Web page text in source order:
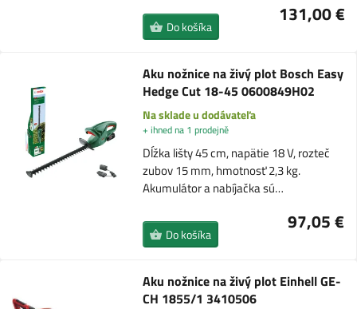
131,00 €
Do košíka
Aku nožnice na živý plot Bosch Easy
Hedge Cut 18-45 0600849H02
Na sklade u dodávateľa
+ ihned na 1 prodejně
Dĺžka lišty 45 cm, napätie 18 V, rozteč
zubov 15 mm, hmotnosť 2,3 kg.
Akumulátor a nabíjačka sú…
97,05 €
Do košíka
Aku nožnice na živý plot Einhell GE-
CH 1855/1 3410506